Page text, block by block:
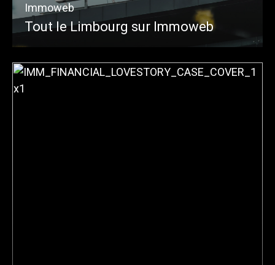
Immoweb
Tout le Limbourg sur Immoweb